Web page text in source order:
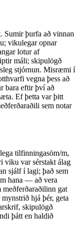
Sumir þurfa að vinnan
vikulegar opnar
lotur af
máli; skipulögð
stjórnun. Misræmi í
vegna þess að
bara eftir því að
Ef þetta var þitt
sem notar
tilfinningasöm/m,
viku var sérstakt álag
sjálf í lagi; það sem
hana — að vera
gat
hjá þér, geta
skipulögð
þátt en haldið